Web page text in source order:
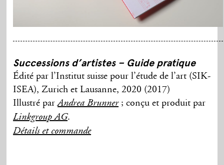
Successions d’artistes – Guide pratique
Édité par l’Institut suisse pour l’étude de l’art (SIK-
ISEA), Zurich et Lausanne, 2020 (2017)
Illustré parAndrea Brunner; conçu et produit par
Linkgroup AG.
Détails et commande